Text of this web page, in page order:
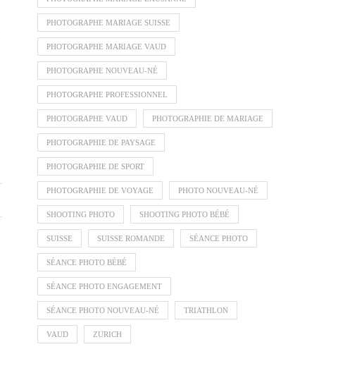
PHOTOGRAPHE MARIAGE SUISSE
PHOTOGRAPHE MARIAGE VAUD
PHOTOGRAPHE NOUVEAU-NÉ
PHOTOGRAPHE PROFESSIONNEL
PHOTOGRAPHE VAUD PHOTOGRAPHIE DE MARIAGE
PHOTOGRAPHIE DE PAYSAGE
PHOTOGRAPHIE DE SPORT
PHOTOGRAPHIE DE VOYAGE PHOTO NOUVEAU-NÉ
SHOOTING PHOTO SHOOTING PHOTO BÉBÉ
SUISSE SUISSE ROMANDE SÉANCE PHOTO
SÉANCE PHOTO BÉBÉ
SÉANCE PHOTO ENGAGEMENT
SÉANCE PHOTO NOUVEAU-NÉ TRIATHLON
VAUD ZURICH